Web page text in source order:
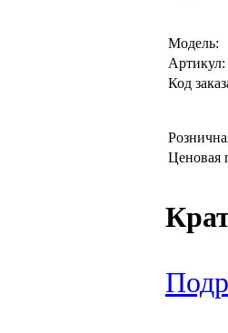
Модель:
Артикул:
Код
Ценовая